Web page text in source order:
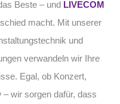
Beste – und LIVECOM
macht. Mit unserer
und
verwandeln wir Ihre
Egal, ob Konzert,
wir sorgen dafür, dass